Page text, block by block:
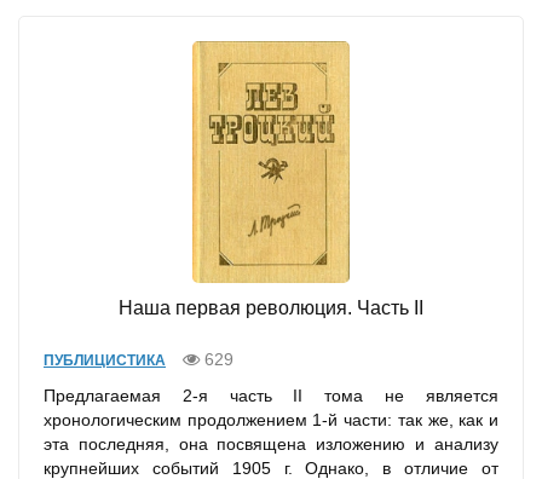
Наша первая революция. Часть II
ПУБЛИЦИСТИКА
629
Предлагаемая 2-я часть II тома не является
хронологическим продолжением 1-й части: так же, как и
эта последняя, она посвящена изложению и анализу
крупнейших событий 1905 г. Однако, в отличие от